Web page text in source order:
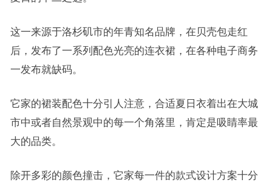
这一来源于洛杉矶市的年青知名品牌，在贝壳包走红
后，发布了一系列配色光亮的连衣裙，在各种电子商务
一发布就缺码。
它家的裙装配色十分引人注意，合适夏日衣着出在大城
市中或者自然景观中的每一个角落里，肯定是吸睛率最
大的品类。
除开多彩的颜色撞击，它家每一件的款式设计方案十分